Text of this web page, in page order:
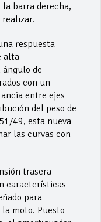
barra derecha,
respuesta
alta
de
con un
entre ejes
del peso de
49, esta nueva
las curvas con
trasera
características
para
moto. Puesto